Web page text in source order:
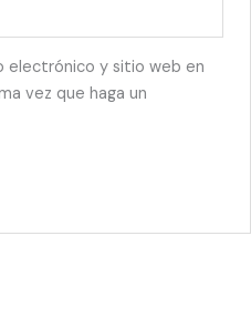
electrónico y sitio web en
vez que haga un